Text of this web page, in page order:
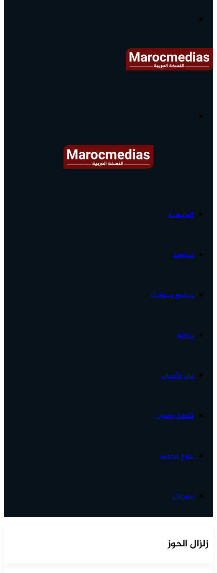
الرئيسية
سياسة
مجتمع وحوادث
رياضة
مال وأعمال
ثقافة وفنون
خارج الحدود
منوعات
زلزال الحوز